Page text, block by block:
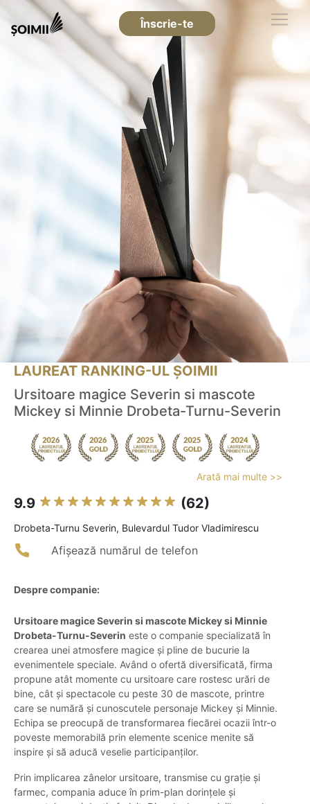
Înscrie-te
LAUREAT RANKING-UL ȘOIMII
Ursitoare magice Severin si mascote
Mickey si Minnie Drobeta-Turnu-Severin
Arată mai multe >>
9.9 (62)
Drobeta-Turnu Severin, Bulevardul Tudor Vladimirescu
Afișează numărul de telefon
Despre companie:
Ursitoare magice Severin si mascote Mickey si Minnie
Drobeta-Turnu-Severin este o companie specializată în
crearea unei atmosfere magice și pline de bucurie la
evenimentele speciale. Având o ofertă diversificată, firma
propune atât momente cu ursitoare care rostesc urări de
bine, cât și spectacole cu peste 30 de mascote, printre
care se numără și cunoscutele personaje Mickey și Minnie.
Echipa se preocupă de transformarea fiecărei ocazii într-o
poveste memorabilă prin elemente scenice menite să
inspire și să aducă veselie participanților.
Prin implicarea zânelor ursitoare, transmise cu grație și
farmec, compania aduce în prim-plan dorințele și